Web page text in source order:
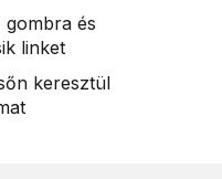
és
linket
keresztül